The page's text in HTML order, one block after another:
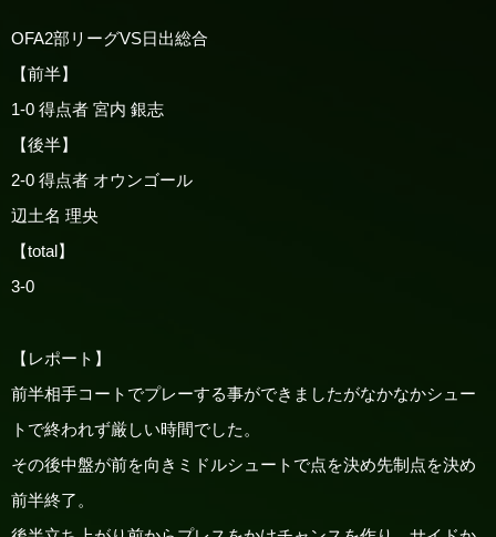
OFA2部リーグVS日出総合
【前半】
1-0 得点者 宮内 銀志
【後半】
2-0 得点者 オウンゴール
辺土名 理央
【total】
3-0
【レポート】
前半相手コートでプレーする事ができましたがなかなかシュー
トで終われず厳しい時間でした。
その後中盤が前を向きミドルシュートで点を決め先制点を決め
前半終了。